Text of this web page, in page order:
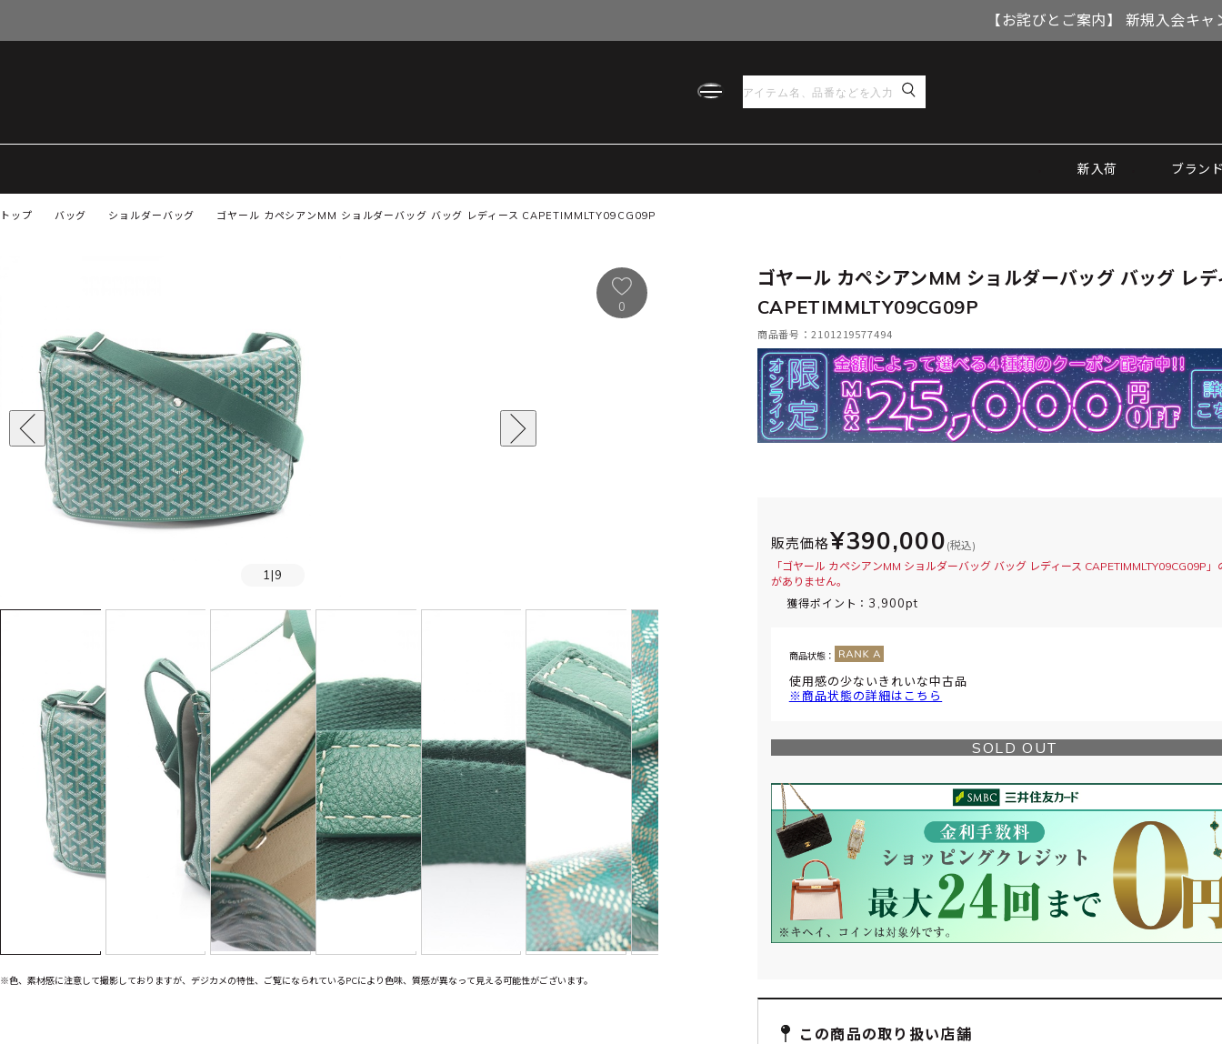
【お詫びとご案内】 新規入会キ
新入荷 ブラン
トップ ゴヤール カペシアンMM ショルダーバッグ バッグ レディース CAPETIMMLTY09CG09P
バッグ ショルダーバッグ
SOLD OUT
1 |9
0
※色、素材感に注意して撮影しておりますが、デジカメの特性、ご覧になられているPCにより色味、質感が異なって見える可能性がございます。
ゴヤール カペシアンMM ショルダーバッグ バッグ レデ
CAPETIMMLTY09CG09P
商品番号：2101219577494
販売価格¥390,000 (税込)
「ゴヤール カペシアンMM ショルダーバッグ バッグ レディース CAPETIMMLTY09CG09P」
がありません。
獲得ポイント： 3,900pt
商品状態：
使用感の少ないきれいな中古品
※商品状態の詳細はこちら
SOLD OUT
この商品の取り扱い店舗